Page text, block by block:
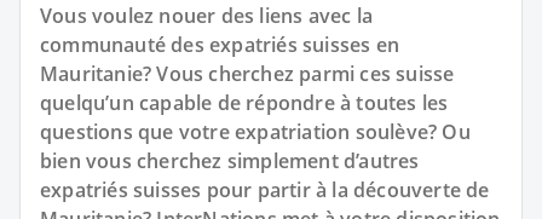
Vous voulez nouer des liens avec la
communauté des expatriés suisses en
Mauritanie? Vous cherchez parmi ces suisse
quelqu’un capable de répondre à toutes les
questions que votre expatriation soulève? Ou
bien vous cherchez simplement d’autres
expatriés suisses pour partir à la découverte de